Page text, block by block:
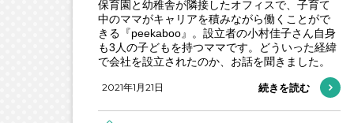
保育園と幼稚舎が隣接したオフィスで、子育て
中のママがキャリアを積みながら働くことがで
きる『peekaboo』。設立者の小村佳子さん自身
も3人の子どもを持つママです。どういった経緯
で会社を設立されたのか、お話を聞きました。
2021年1月21日 続きを読む